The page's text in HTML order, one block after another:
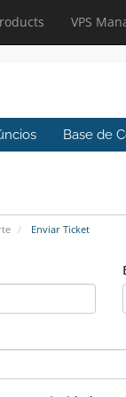
VPS
Base de
Enviar Ticket